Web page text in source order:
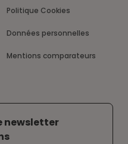
Politique Cookies
Données personnelles
Mentions comparateurs
newsletter